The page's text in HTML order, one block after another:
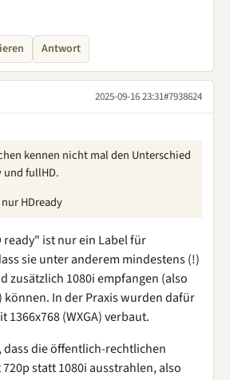
Antwort
2025-09-16 23:31#7938624
kennen nicht mal den Unterschied
und fullHD.
HDready
ready" ist nur ein Label für
sie unter anderem mindestens (!)
zusätzlich 1080i empfangen (also
können. In der Praxis wurden dafür
1366x768 (WXGA) verbaut.
dass die öffentlich-rechtlichen
statt 1080i ausstrahlen, also